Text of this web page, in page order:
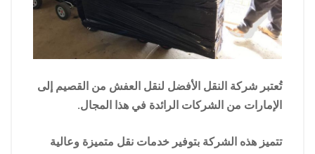
تُعتبر شركة النقل الأفضل لنقل العفش من القصيم إلى
الإمارات من الشركات الرائدة في هذا المجال.
تتميز هذه الشركة بتوفير خدمات نقل متميزة وعالية